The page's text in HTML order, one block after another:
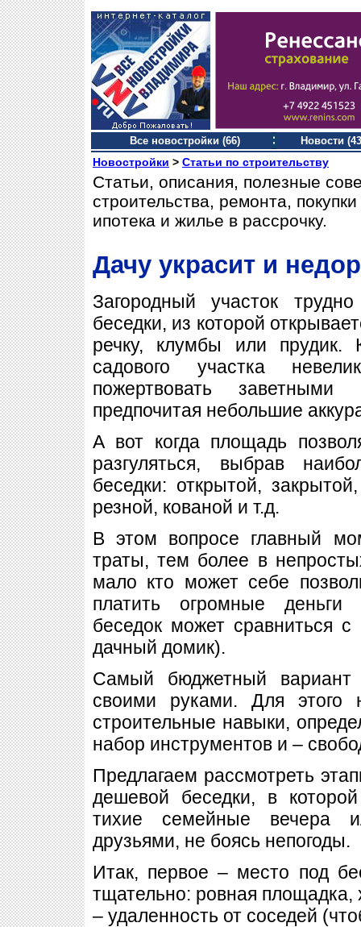
Все новостройки (66) Новости
Новостройки > Статьи по строительству
Статьи, описания, полезные
строительства, ремонта,
ипотека и жилье в рассрочку.
Дачу украсит и
Загородный участок
беседки, из которой
речку, клумбы или прудик.
садового участка
пожертвовать
предпочитая небольшие
А вот когда площадь
разгуляться, выбрав
беседки: открытой,
резной, кованой и т.д.
В этом вопросе главный
траты, тем более в
мало кто может себе
платить огромные
беседок может сравниться
дачный домик).
Самый бюджетный вариант
своими руками. Для этого
строительные навыки,
набор инструментов и –
Предлагаем рассмотреть
дешевой беседки, в
тихие семейные вечера
друзьями, не боясь непогоды.
Итак, первое – место под
тщательно: ровная
– удаленность от соседей